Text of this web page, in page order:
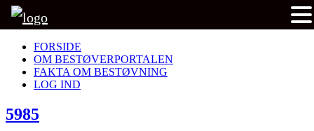
FORSIDE
OM BESTØVERPORTALEN
FAKTA OM BESTØVNING
LOG IND
5985